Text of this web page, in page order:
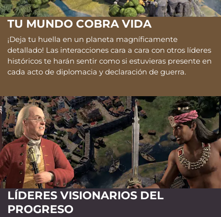
TU MUNDO COBRA VIDA
¡Deja tu huella en un planeta magníficamente
detallado! Las interacciones cara a cara con otros líderes
históricos te harán sentir como si estuvieras presente en
cada acto de diplomacia y declaración de guerra.
LÍDERES VISIONARIOS DEL
PROGRESO